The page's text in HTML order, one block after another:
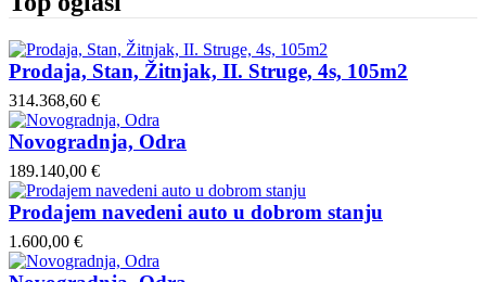
Prodaja, Stan, Žitnjak, II. Struge, 4s, 105m2
314.368,60 €
Novogradnja, Odra
189.140,00 €
Prodajem navedeni auto u dobrom stanju
1.600,00 €